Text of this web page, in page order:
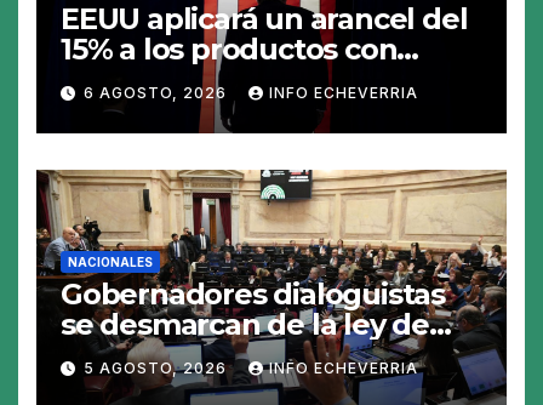
EEUU aplicará un arancel del
15% a los productos con
polisilicio para frenar el
avance de China
6 AGOSTO, 2026 INFO ECHEVERRIA
NACIONALES
Gobernadores dialoguistas
se desmarcan de la ley de
Tierras y ponen en jaque su
tratamiento en el Senado
5 AGOSTO, 2026 INFO ECHEVERRIA